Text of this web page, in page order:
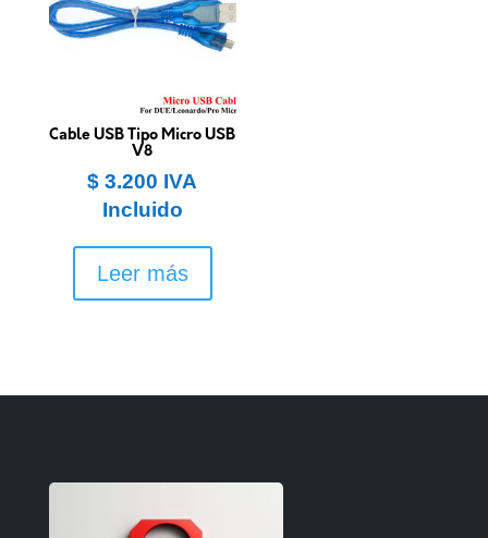
Cable USB Tipo Micro USB
V8
$ 3.200 IVA
Incluido
Leer más